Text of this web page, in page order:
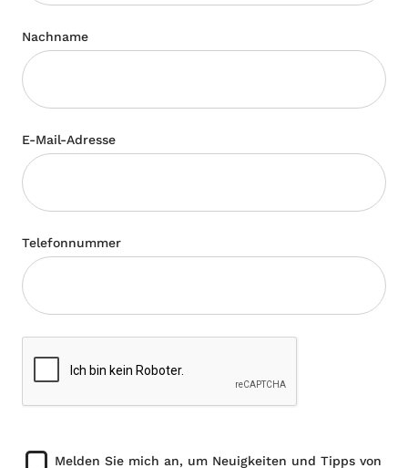
Nachname
E-Mail-Adresse
Telefonnummer
Melden Sie mich an, um Neuigkeiten und Tipps von